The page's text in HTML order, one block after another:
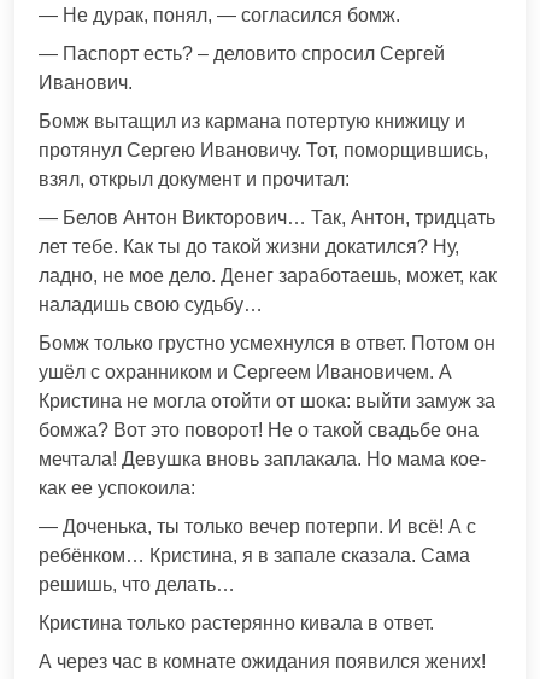
— Не дурак, понял, — согласился бомж.
— Паспорт есть? – деловито спросил Сергей
Иванович.
Бомж вытащил из кармана потертую книжицу и
протянул Сергею Ивановичу. Тот, поморщившись,
взял, открыл документ и прочитал:
— Белов Антон Викторович… Так, Антон, тридцать
лет тебе. Как ты до такой жизни докатился? Ну,
ладно, не мое дело. Денег заработаешь, может, как
наладишь свою судьбу…
Бомж только грустно усмехнулся в ответ. Потом он
ушёл с охранником и Сергеем Ивановичем. А
Кристина не могла отойти от шока: выйти замуж за
бомжа? Вот это поворот! Не о такой свадьбе она
мечтала! Девушка вновь заплакала. Но мама кое-
как ее успокоила:
— Доченька, ты только вечер потерпи. И всё! А с
ребёнком… Кристина, я в запале сказала. Сама
решишь, что делать…
Кристина только растерянно кивала в ответ.
А через час в комнате ожидания появился жених!